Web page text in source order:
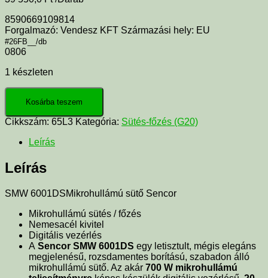
8590669109814
Forgalmazó: Vendesz KFT Származási hely: EU
#26FB__/db
0806
1 készleten
Kosárba teszem
Cikkszám: 65L3 Kategória: Sütés-főzés (G20)
Leírás
Leírás
SMW 6001DSMikrohullámú sütő Sencor
Mikrohullámú sütés / főzés
Nemesacél kivitel
Digitális vezérlés
A Sencor SMW 6001DS egy letisztult, mégis elegáns
megjelenésű, rozsdamentes borítású, szabadon álló
mikrohullámú sütő. Az akár 700 W mikrohullámú